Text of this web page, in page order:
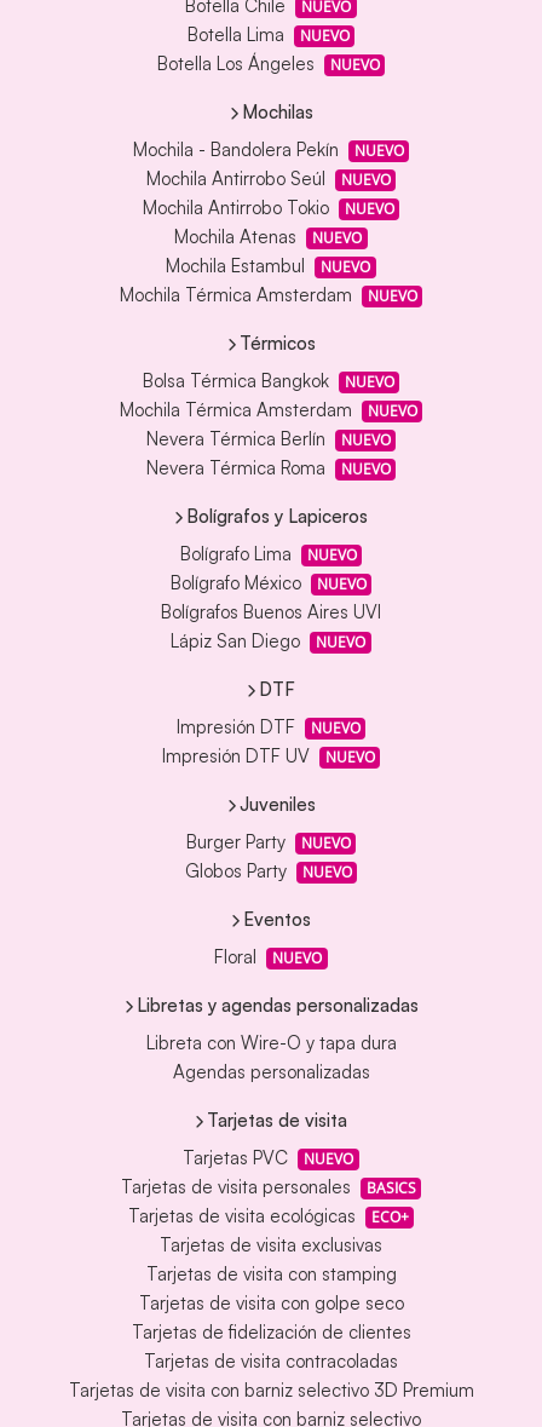
Botella Chile
NUEVO
Botella Lima NUEVO
Botella Los Ángeles NUEVO
Mochilas
Mochila - Bandolera Pekín
NUEVO
Mochila Antirrobo Seúl NUEVO
Mochila Antirrobo Tokio NUEVO
Mochila Atenas NUEVO
Mochila Estambul NUEVO
Mochila Térmica Amsterdam NUEVO
Térmicos
Bolsa Térmica Bangkok
NUEVO
Mochila Térmica Amsterdam NUEVO
Nevera Térmica Berlín NUEVO
Nevera Térmica Roma NUEVO
Bolígrafos y Lapiceros
Bolígrafo Lima
NUEVO
Bolígrafo México NUEVO
Bolígrafos Buenos Aires UVI
Lápiz San Diego
NUEVO
DTF
Impresión DTF
NUEVO
Impresión DTF UV NUEVO
Juveniles
Burger Party
NUEVO
Globos Party NUEVO
Eventos
Floral
NUEVO
Libretas y agendas personalizadas
Libreta con Wire-O y tapa dura
Agendas personalizadas
Tarjetas de visita
Tarjetas PVC
NUEVO
Tarjetas de visita personales BASICS
Tarjetas de visita ecológicas ECO+
Tarjetas de visita exclusivas
Tarjetas de visita con stamping
Tarjetas de visita con golpe seco
Tarjetas de fidelización de clientes
Tarjetas de visita contracoladas
Tarjetas de visita con barniz selectivo 3D Premium
Tarjetas de visita con barniz selectivo